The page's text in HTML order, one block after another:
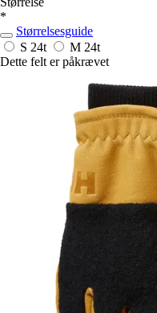
*
Størrelsesguide
S 24t M 24t
Dette felt er påkrævet